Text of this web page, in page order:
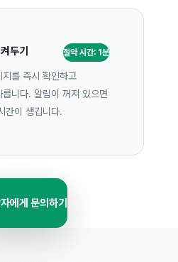
두기 절약 시간: 1분
를 즉시 확인하고
니다. 알림이 꺼져 있으면
간이 생깁니다.
에게 문의하기